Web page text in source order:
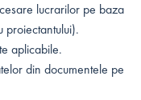
lucrarilor pe baza
proiectantului).
aplicabile.
din documentele pe